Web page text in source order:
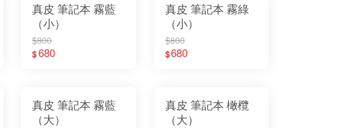
真皮 筆記本 霧藍
（小）
$800
$680
真皮 筆記本 霧綠
（小）
$800
$680
真皮 筆記本 霧藍
（大）
真皮 筆記本 橄欖
（大）